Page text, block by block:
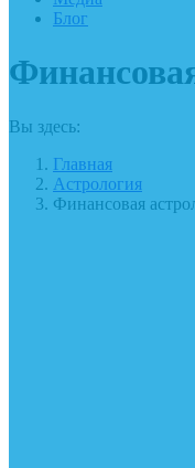
Блог
Вы здесь:
Главная
Астрология
Финансовая